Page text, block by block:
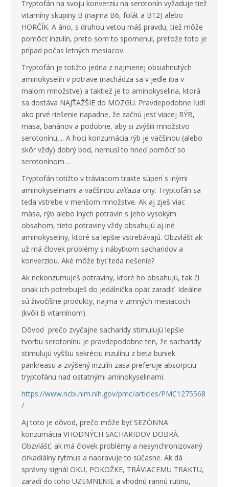
Tryptofán na svoju konverziu na serotonín vyžaduje tiež
vitamíny skupiny B (najmä B6, folát a B12) alebo
HORČÍK. A áno, s druhou vetou máš pravdu, tiež môže
pomôcť inzulín, preto som to spomenul, pretože toto je
prípad počas letných mesiacov.
Tryptofán je totižto jedna z najmenej obsiahnutých
aminokyselín v potrave (nachádza sa v jedle iba v
malom množstve) a taktiež je to aminokyselina, ktorá
sa dostáva NAJŤAŽŠIE do MOZGU. Pravdepodobne ľudí
ako prvé riešenie napadne, že začnú jesť viacej RÝB,
mäsa, banánov a podobne, aby si zvýšili množstvo
serotonínu,... A hoci konzumácia rýb je väčšinou (alebo
skôr vždy) dobrý bod, nemusí to hneď pomôcť so
serotonínom…
Tryptofán totižto v tráviacom trakte súperí s inými
aminokyselinami a väčšinou zvíťazia ony. Tryptofán sa
teda vstrebe v menšom množstve. Ak aj zješ viac
mäsa, rýb alebo iných potravín s jeho vysokým
obsahom, tieto potraviny vždy obsahujú aj iné
aminokyseliny, ktoré sa lepšie vstrebávajú. Obzvlášť ak
už má človek problémy s nábytkom sacharidov a
konverziou. Aké môže byť teda riešenie?
Ak nekonzumuješ potraviny, ktoré ho obsahujú, tak či
onak ich potrebuješ do jedálnička opäť zaradiť. Ideálne
sú živočíšne produkty, najmä v zimných mesiacoch
(kvôli B vitamínom).
Dôvod prečo zvyčajne sacharidy stimulujú lepšie
tvorbu serotonínu je pravdepodobne ten, že sacharidy
stimulujú vyššiu sekréciu inzulínu z beta buniek
pankreasu a zvýšený inzulín zasa preferuje absorpciu
tryptofánu nad ostatnými aminokyselinami.
https://www.ncbi.nlm.nih.gov/pmc/articles/PMC1275568
/
Aj toto je dôvod, prečo môže byť SEZÓNNA
konzumácia VHODNÝCH SACHARIDOV DOBRÁ.
Obzvlášť, ak má človek problémy a nesynchronizovaný
cirkadiálny rytmus a naoravuje to súčasne. Ak dá
správny signál OKU, POKOŽKE, TRÁVIACEMU TRAKTU,
zaradí do toho UZEMNENIE a vhodnú rannú rutinu,